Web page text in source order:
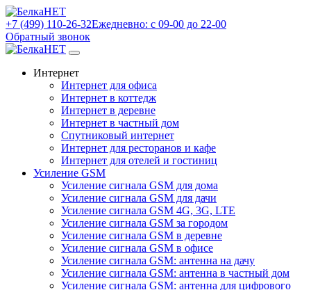
+7 (499) 110-26-32Ежедневно: с 09-00 до 22-00
Обратный звонок
Интернет
Интернет для офиса
Интернет в коттедж
Интернет в деревне
Интернет в частный дом
Спутниковый интернет
Интернет для ресторанов и кафе
Интернет для отелей и гостиниц
Усиление GSM
Усиление сигнала GSM для дома
Усиление сигнала GSM для дачи
Усиление сигнала GSM 4G, 3G, LTE
Усиление сигнала GSM за городом
Усиление сигнала GSM в деревне
Усиление сигнала GSM в офисе
Усиление сигнала GSM: антенна на дачу
Усиление сигнала GSM: антенна в частный дом
Усиление сигнала GSM: антенна для цифрового